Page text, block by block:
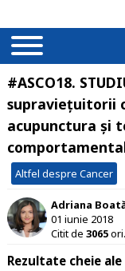
#ASCO18.
supraviețuitorii
acupunctura și
Altfel despre Cancer
Adriana
01 iunie 2018
Citit de 3065ori.
Rezultate cheie